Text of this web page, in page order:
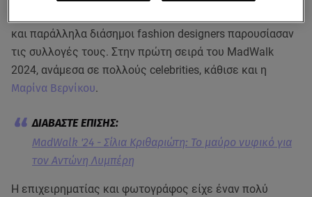
και παράλληλα διάσημοι fashion designers παρουσίασαν
τις συλλογές τους. Στην πρώτη σειρά του MadWalk
2024, ανάμεσα σε πολλούς celebrities, κάθισε και η
Μαρίνα Βερνίκου.
MadWalk '24 - Σίλια Κριθαριώτη: Το μαύρο νυφικό για
τον Αντώνη Λυμπέρη
Η επιχειρηματίας και φωτογράφος είχε έναν πολύ